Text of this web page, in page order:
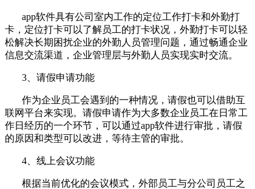
app软件具有公司室内工作的定位工作打卡和外勤打
卡，定位打卡可以了解员工的打卡状况，外勤打卡可以轻
松解决长期困扰企业的外勤人员管理问题，通过畅通企业
信息交流渠道，企业管理层与外勤人员实现实时交流。
3、请假申请功能
作为企业员工会遇到的一种情况，请假也可以借助互
联网平台来实现。请假申请作为大多数企业员工在日常工
作日经历的一个环节，可以通过app软件进行审批，请假
的原因和类型可以改进，等待主管的审批。
4、线上会议功能
根据当前优化的会议模式，外部员工与分公司员工之